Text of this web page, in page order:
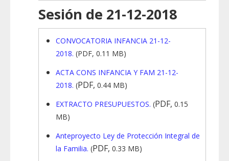
Sesión de 21-12-2018
CONVOCATORIA INFANCIA 21-12-
2018. (PDF, 0.11 MB)
ACTA CONS INFANCIA Y FAM 21-12-
2018. (PDF, 0.44 MB)
EXTRACTO PRESUPUESTOS. (PDF, 0.15
MB)
Anteproyecto Ley de Protección Integral de
la Familia. (PDF, 0.33 MB)